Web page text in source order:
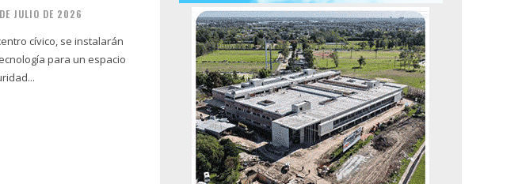
JULIO DE 2026
cívico, se instalarán
para un espacio
La seguridad...